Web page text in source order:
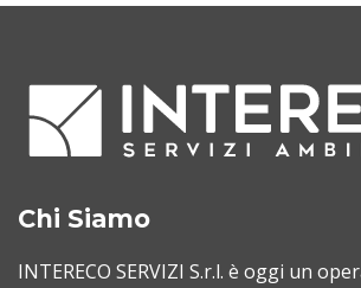
Chi Siamo
INTERECO SERVIZI S.r.l. è oggi un